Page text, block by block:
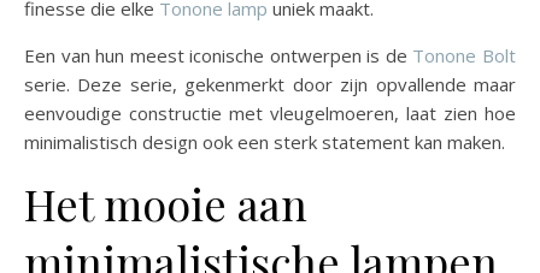
finesse die elke Tonone lamp uniek maakt.
Een van hun meest iconische ontwerpen is de Tonone Bolt
serie. Deze serie, gekenmerkt door zijn opvallende maar
eenvoudige constructie met vleugelmoeren, laat zien hoe
minimalistisch design ook een sterk statement kan maken.
Het mooie aan
minimalistische lampen